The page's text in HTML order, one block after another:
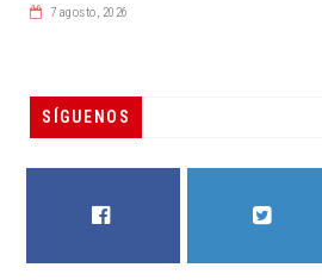
7 agosto, 2026
SÍGUENOS